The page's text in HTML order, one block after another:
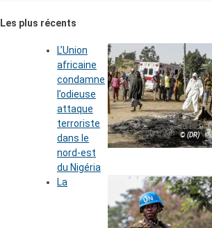
Les plus récents
© (DR)
L’Union
africaine
condamne
l’odieuse
attaque
terroriste
dans le
nord-est
du Nigéria
La